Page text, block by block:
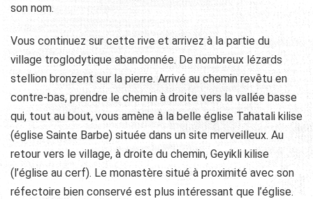
son nom.
Vous continuez sur cette rive et arrivez à la partie du
village troglodytique abandonnée. De nombreux lézards
stellion bronzent sur la pierre. Arrivé au chemin revêtu en
contre-bas, prendre le chemin à droite vers la vallée basse
qui, tout au bout, vous amène à la belle église Tahatali kilise
(église Sainte Barbe) située dans un site merveilleux. Au
retour vers le village, à droite du chemin, Geyikli kilise
(l’église au cerf). Le monastère situé à proximité avec son
réfectoire bien conservé est plus intéressant que l’église.